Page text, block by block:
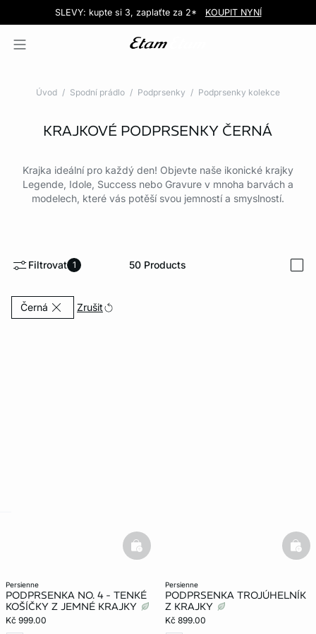
Doručení do obchodu zdarma!
SLEVY: kupte si 3, zaplaťte za 2* KOUPIT NYNÍ
Love EDIT: podprsenka + kalhotky za 999 KčKOUPIT NYNÍ
Úvod Spodní prádlo Podprsenky Podprsenky kolekce
KRAJKOVÉ PODPRSENKY ČERNÁ
Krajka ideální pro každý den! Objevte naše ikonické krajky
Legende, Idole, Success nebo Gravure v mnoha barvách a
modelech, které vás potěší svou jemností a smyslností.
Filtrovat 1 50 Products
Černá Currently Refined by Barva: Černá
Zrušit
persienne
PODPRSENKA NO. 4 - TENKÉ
KOŠÍČKY Z JEMNÉ KRAJKY
Kč 999.00
basketfull
persienne
PODPRSENKA TROJÚHELNÍK
Z KRAJKY
Kč 899.00